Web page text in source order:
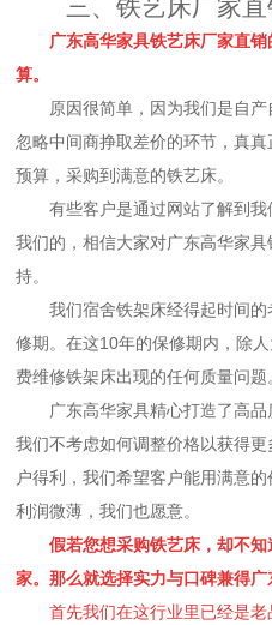
三、铁艺床厂家直
广东高华家具铁艺床厂家直销
算。
原因很简单，因为我们是自产
忽略中间商挣取差价的环节，真
预算，采购到满意的铁艺床。
有些客户是通过网站了解到我
我们的，相信大家对广东高华家
持。
我们宿舍铁架床经得起时间的
修期。在这10年的保修期内，除
费维修铁架床出现的任何质量问题
广东高华家具精心打造了高品
我们不考虑如何调整价格以获得
户得利，我们希望客户能用满意
利润微薄，我们也愿意。
假若您想采购铁艺床，却不
家。那么就选择实力与口碑兼得
首先我们在这行业里已经是老